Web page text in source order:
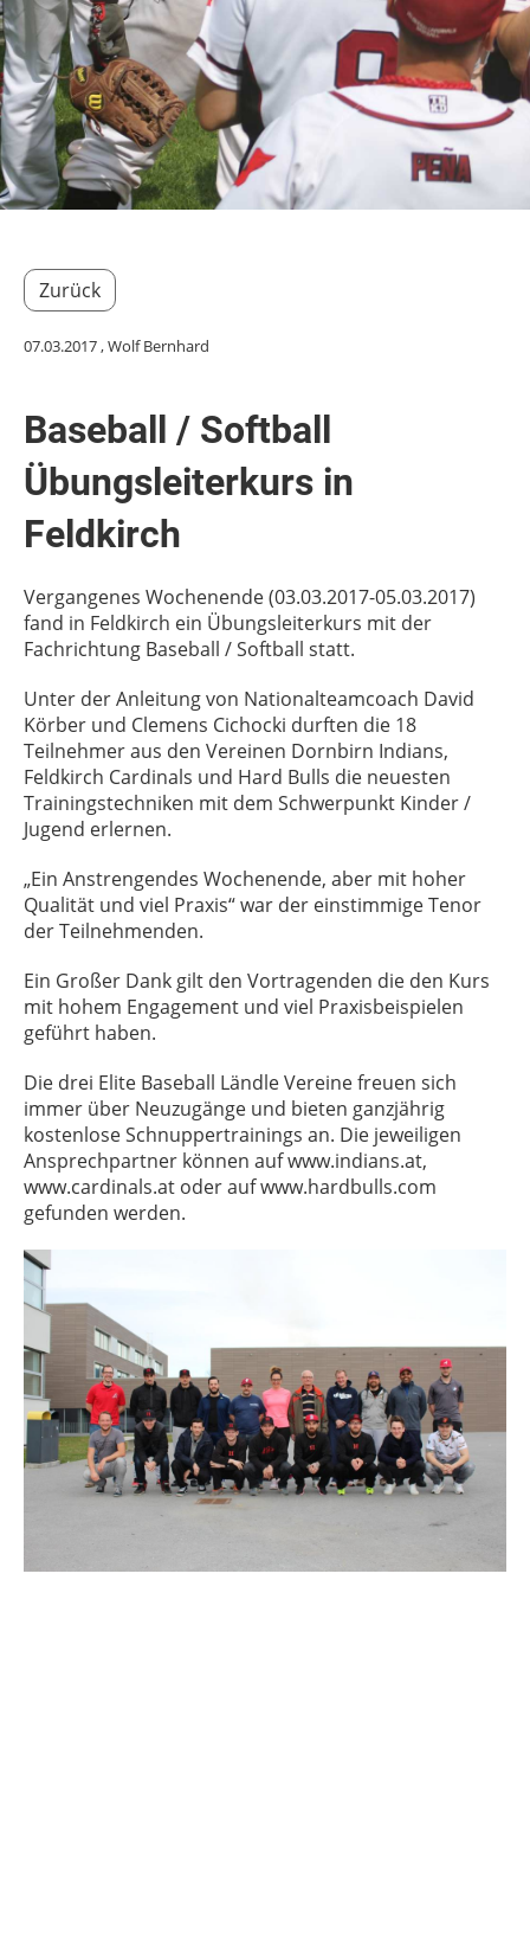
Zurück
07.03.2017, Wolf Bernhard
Baseball / Softball
Übungsleiterkurs in
Feldkirch
Vergangenes Wochenende (03.03.2017-05.03.2017)
fand in Feldkirch ein Übungsleiterkurs mit der
Fachrichtung Baseball / Softball statt.
Unter der Anleitung von Nationalteamcoach David
Körber und Clemens Cichocki durften die 18
Teilnehmer aus den Vereinen Dornbirn Indians,
Feldkirch Cardinals und Hard Bulls die neuesten
Trainingstechniken mit dem Schwerpunkt Kinder /
Jugend erlernen.
„Ein Anstrengendes Wochenende, aber mit hoher
Qualität und viel Praxis“ war der einstimmige Tenor
der Teilnehmenden.
Ein Großer Dank gilt den Vortragenden die den Kurs
mit hohem Engagement und viel Praxisbeispielen
geführt haben.
Die drei Elite Baseball Ländle Vereine freuen sich
immer über Neuzugänge und bieten ganzjährig
kostenlose Schnuppertrainings an. Die jeweiligen
Ansprechpartner können auf www.indians.at,
www.cardinals.at oder auf www.hardbulls.com
gefunden werden.